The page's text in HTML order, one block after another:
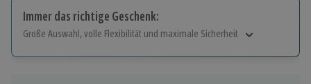
Immer das richtige Geschenk:
Große Auswahl, volle Flexibilität und maximale Sicherheit